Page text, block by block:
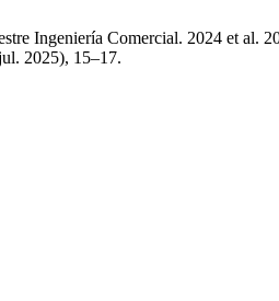
Ingeniería Comercial. 2024 et al.
2025), 15–17.